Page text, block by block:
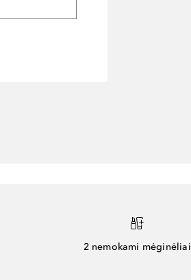
2 nemokami mėginėliai